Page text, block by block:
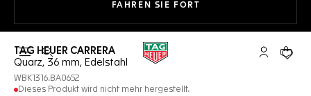
FAHREN SIE FORTMIT DER NAVIGATION
Suche öffnen My TAG
Ihr
TAG HEUER CARRERA
Quarz, 36 mm, Edelstahl
WBK1316.BA0652
Dieses Produkt wird nicht mehr hergestellt.